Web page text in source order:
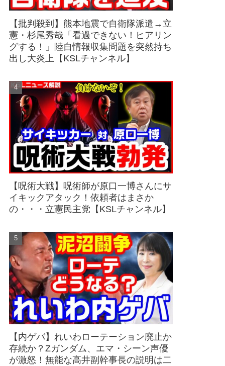
【批判殺到】熊本地震で自衛隊派遣→立
憲・杉尾秀哉「看過できない！ヒアリン
グする！」陸自情報収集問題を突然持ち
出し大炎上【KSLチャンネル】
【呪術大戦】呪術師が原口一博さんにサ
イキックアタック！依頼者はまさか
の・・・立憲民主党【KSLチャンネル】
【内ゲバ】れいわローテーション廃止か
存続か？Zガンダム、エマ・シーン声優
が激怒！無能な高井副幹事長の説明は二